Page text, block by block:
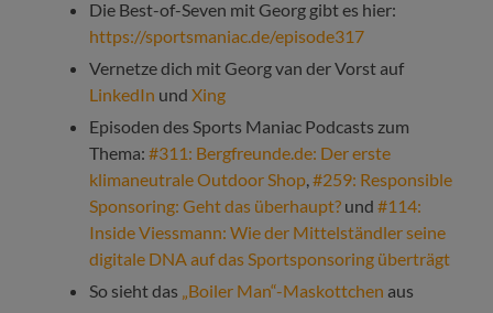
Die Best-of-Seven mit Georg gibt es hier:
https://sportsmaniac.de/episode317
Vernetze dich mit Georg van der Vorst auf
LinkedIn undXing
Episoden des Sports Maniac Podcasts zum
Thema:#311: Bergfreunde.de: Der erste
klimaneutrale Outdoor Shop ,#259: Responsible
Sponsoring: Geht das überhaupt? und#114:
Inside Viessmann: Wie der Mittelständler seine
digitale DNA auf das Sportsponsoring überträgt
So sieht das „Boiler Man“-Maskottchen aus